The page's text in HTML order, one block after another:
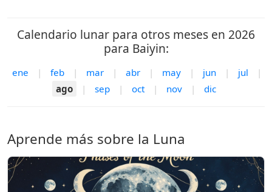
Calendario lunar para otros meses en 2026
para Baiyin:
ene | feb | mar | abr | may | jun | jul
|
ago
| sep | oct | nov | dic
Aprende más sobre la Luna